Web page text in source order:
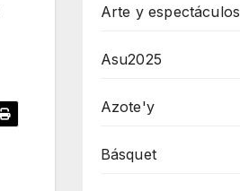
Arte y espectáculos
Asu2025
Azote'y
Básquet